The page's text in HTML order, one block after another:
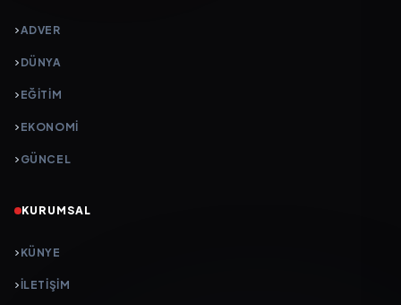
ADVER
DÜNYA
EĞİTİM
EKONOMİ
GÜNCEL
KURUMSAL
KÜNYE
İLETIŞIM